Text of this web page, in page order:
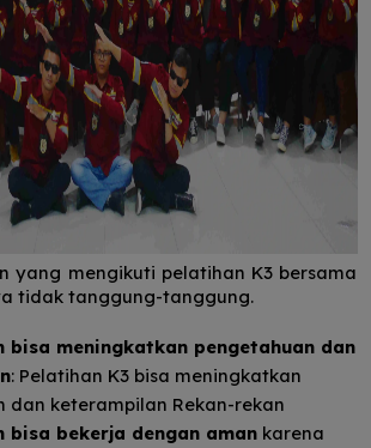
yang mengikuti pelatihan K3 bersama
tidak tanggung-tanggung.
bisa meningkatkan pengetahuan dan
: Pelatihan K3 bisa meningkatkan
dan keterampilan Rekan-rekan
bisa bekerja dengan aman karena